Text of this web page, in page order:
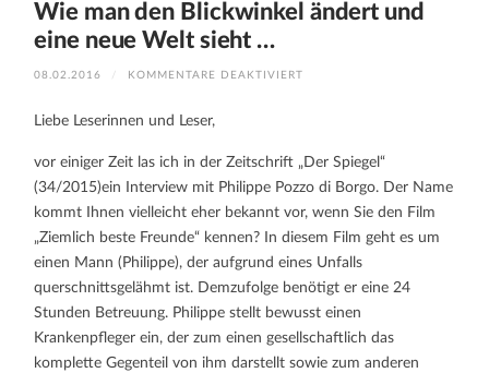
Wie man den Blickwinkel ändert und
eine neue Welt sieht …
08.02.2016 / KOMMENTARE DEAKTIVIERT
EINE
NEUE
WELT
…
Liebe Leserinnen und Leser,
vor einiger Zeit las ich in der Zeitschrift „Der Spiegel“
(34/2015)ein Interview mit Philippe Pozzo di Borgo. Der Name
kommt Ihnen vielleicht eher bekannt vor, wenn Sie den Film
„Ziemlich beste Freunde“ kennen? In diesem Film geht es um
einen Mann (Philippe), der aufgrund eines Unfalls
querschnittsgelähmt ist. Demzufolge benötigt er eine 24
Stunden Betreuung. Philippe stellt bewusst einen
Krankenpfleger ein, der zum einen gesellschaftlich das
komplette Gegenteil von ihm darstellt sowie zum anderen